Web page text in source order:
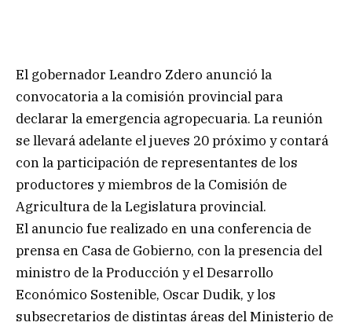
El gobernador Leandro Zdero anunció la
convocatoria a la comisión provincial para
declarar la emergencia agropecuaria. La reunión
se llevará adelante el jueves 20 próximo y contará
con la participación de representantes de los
productores y miembros de la Comisión de
Agricultura de la Legislatura provincial.
El anuncio fue realizado en una conferencia de
prensa en Casa de Gobierno, con la presencia del
ministro de la Producción y el Desarrollo
Económico Sostenible, Oscar Dudik, y los
subsecretarios de distintas áreas del Ministerio de